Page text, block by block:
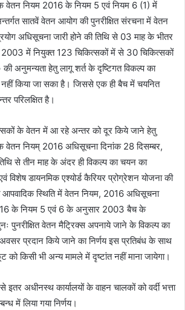
वेतन नियम 2016 के नियम 5 एवं नियम 6 (1) में
सातवें वेतन आयोग की पुनरीक्षित संरचना में वेतन
अधिसूचना जारी होने की तिथि से 03 माह के भीतर
2003 में नियुक्त 123 चिकित्सकों में से 30 चिकित्सकों
की अनुमन्यता हेतु लागू शर्त के दृष्टिगत विकल्प का
नहीं किया जा सका है। जिससे एक ही बैच में चयनित
परिलक्षित है।
के वेतन में आ रहे अन्तर को दूर किये जाने हेतु
वेतन नियम् 2016 अधिसूचना दिनांक 28 दिसम्बर,
से तीन माह के अंदर ही विकल्प का चयन का
विशेष डायनमिक एश्योर्ड कैरियर प्रोग्रेशन योजना की
आपवादिक स्थिति में वेतन नियम, 2016 अधिसूचना
के नियम 5 एवं 6 के अनुसार 2003 बैच के
पुनरीक्षित वेतन मैट्रिक्स अपनाये जाने के विकल्प का
प्रदान किये जाने का निर्णय इस प्रतिबंध के साथ
को किसी भी अन्य मामले में दृष्टांत नहीं माना जायेगा।
इतर अधीनस्थ कार्यालयों के वाहन चालकों को वर्दी भत्ता
में लिया गया निर्णय।